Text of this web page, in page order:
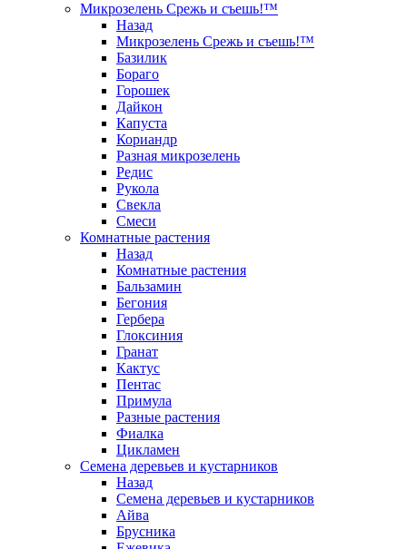
Микрозелень Срежь и съешь!™
Назад
Микрозелень Срежь и съешь!™
Базилик
Бораго
Горошек
Дайкон
Капуста
Кориандр
Разная микрозелень
Редис
Рукола
Свекла
Смеси
Комнатные растения
Назад
Комнатные растения
Бальзамин
Бегония
Гербера
Глоксиния
Гранат
Кактус
Пентас
Примула
Разные растения
Фиалка
Цикламен
Семена деревьев и кустарников
Назад
Семена деревьев и кустарников
Айва
Брусника